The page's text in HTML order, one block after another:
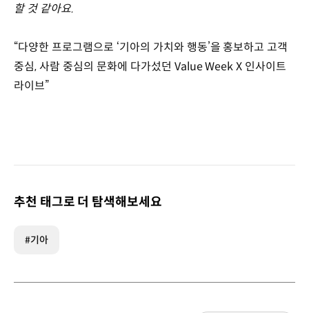
할 것 같아요.
“다양한 프로그램으로 ‘기아의 가치와 행동’을 홍보하고 고객
중심, 사람 중심의 문화에 다가섰던 Value Week X 인사이트
라이브”
추천 태그로 더 탐색해보세요
#기아